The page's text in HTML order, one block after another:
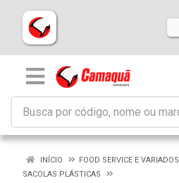
INÍCIO
FOOD SERVICE E VARIADOS
SACOLAS PLÁSTICAS